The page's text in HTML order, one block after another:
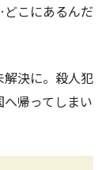
こにあるんだ
決に。殺人犯
帰ってしまい